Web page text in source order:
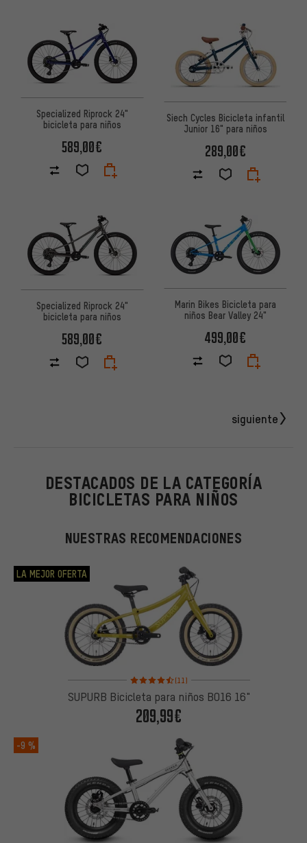
Specialized Riprock 24"
bicicleta para niños
589,00€
Siech Cycles Bicicleta infantil
Junior 16" para niños
289,00€
Specialized Riprock 24"
bicicleta para niños
589,00€
Marin Bikes Bicicleta para
niños Bear Valley 24"
499,00€
siguiente
DESTACADOS DE LA CATEGORÍA
BICICLETAS PARA NIÑOS
NUESTRAS RECOMENDACIONES
LA MEJOR OFERTA
Valoración media: 4,5 de 5 basada en 11 reseñas
(11)
SUPURB Bicicleta para niños BO16 16"
209,99€
-9 %